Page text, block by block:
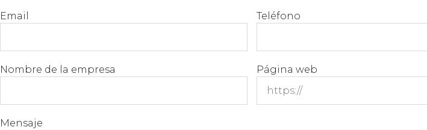
Email Teléfono
Nombre de la empresa Página web
Mensaje